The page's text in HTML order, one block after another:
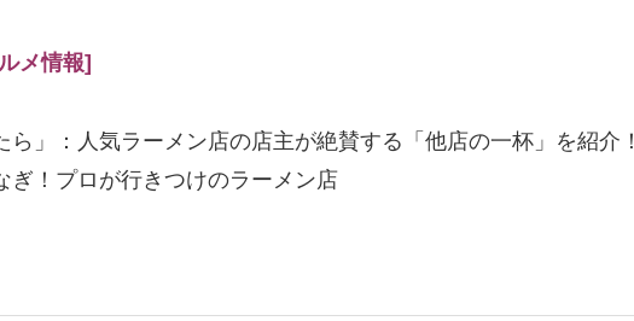
メ情報]
ら」：人気ラーメン店の店主が絶賛する「他店の一杯」を紹介！
ぎ！プロが行きつけのラーメン店